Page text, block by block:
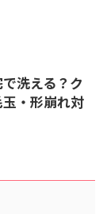
洗える？ク
・形崩れ対